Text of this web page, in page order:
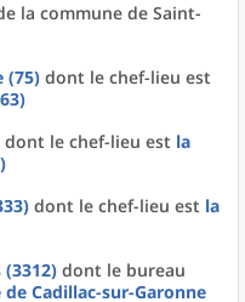
la commune de Saint-
(75) dont le chef-lieu est
dont le chef-lieu est la
dont le chef-lieu est la
dont le bureau
de Cadillac-sur-Garonne